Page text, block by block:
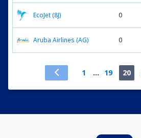
EcoJet (8J) 0
Aruba Airlines (AG) 0
1 ... 19 20